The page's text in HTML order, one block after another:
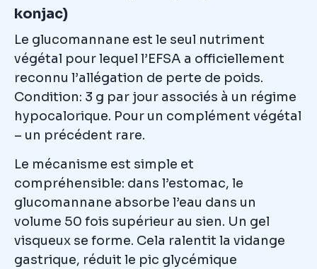
konjac)
Le glucomannane est le seul nutri­ment
végétal pour lequel l’EFSA a officiellement
reconnu l’allégation de perte de poids.
Condition: 3 g par jour associés à un régime
hypocalorique. Pour un complément végétal
– un précédent rare.
Le mécanisme est simple et
compréhensible: dans l’estomac, le
glucomannane absorbe l’eau dans un
volume 50 fois supérieur au sien. Un gel
visqueux se forme. Cela ralentit la vidange
gastrique, réduit le pic glycémique